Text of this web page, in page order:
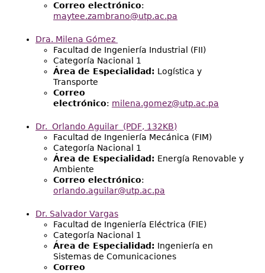
Correo electrónico:
maytee.zambrano@utp.ac.pa
Dra. Milena Gómez
Facultad de Ingeniería Industrial (FII)
Categoría Nacional 1
Área de Especialidad: Logística y
Transporte
Correo
electrónico: milena.gomez@utp.ac.pa
Dr. Orlando Aguilar (PDF, 132KB)
Facultad de Ingeniería Mecánica (FIM)
Categoría Nacional 1
Área de Especialidad: Energía Renovable y
Ambiente
Correo electrónico:
orlando.aguilar@utp.ac.pa
Dr. Salvador Vargas
Facultad de Ingeniería Eléctrica (FIE)
Categoría Nacional 1
Área de Especialidad: Ingeniería en
Sistemas de Comunicaciones
Correo